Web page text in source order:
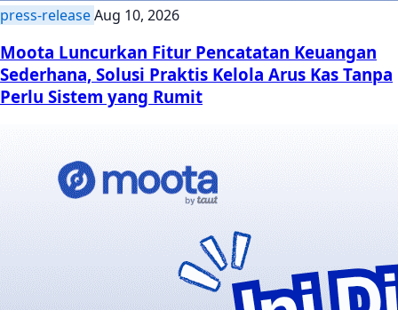
press-releaseAug 10, 2026
Moota Luncurkan Fitur Pencatatan Keuangan
Sederhana, Solusi Praktis Kelola Arus Kas Tanpa
Perlu Sistem yang Rumit